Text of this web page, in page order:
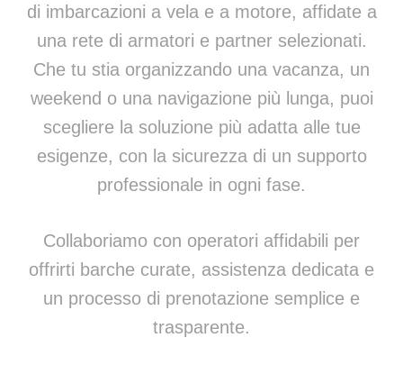
di imbarcazioni a vela e a motore, affidate a
una rete di armatori e partner selezionati.
Che tu stia organizzando una vacanza, un
weekend o una navigazione più lunga, puoi
scegliere la soluzione più adatta alle tue
esigenze, con la sicurezza di un supporto
professionale in ogni fase.
Collaboriamo con operatori affidabili per
offrirti barche curate, assistenza dedicata e
un processo di prenotazione semplice e
trasparente.